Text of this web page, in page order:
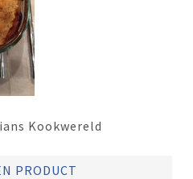
Kookwereld
PRODUCT